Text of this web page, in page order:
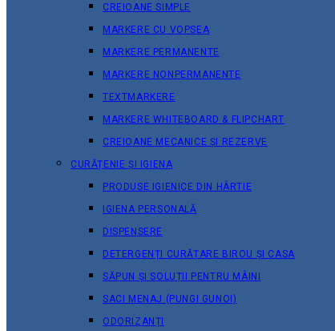
CREIOANE SIMPLE
MARKERE CU VOPSEA
MARKERE PERMANENTE
MARKERE NONPERMANENTE
TEXTMARKERE
MARKERE WHITEBOARD & FLIPCHART
CREIOANE MECANICE ȘI REZERVE
CURĂȚENIE ȘI IGIENA
PRODUSE IGIENICE DIN HÂRTIE
IGIENA PERSONALĂ
DISPENSERE
DETERGENȚI CURĂȚARE BIROU ȘI CASA
SĂPUN ȘI SOLUȚII PENTRU MÂINI
SACI MENAJ (PUNGI GUNOI)
ODORIZANȚI